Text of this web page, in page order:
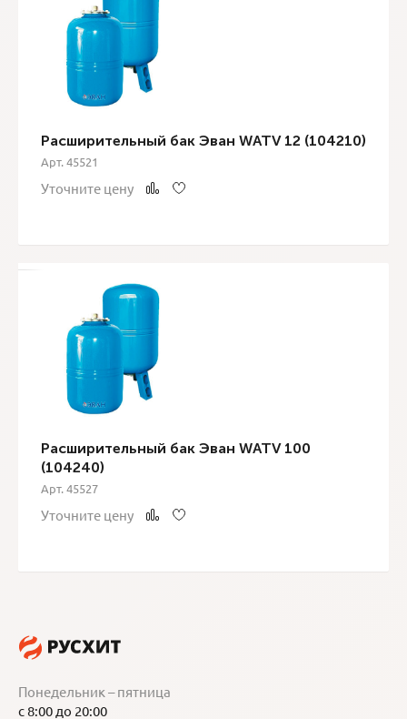
Расширительный бак Эван WATV 12 (104210)
Арт. 45521
Уточните цену
Расширительный бак Эван WATV 100
(104240)
Арт. 45527
Уточните цену
Понедельник – пятница
с 8:00 до 20:00